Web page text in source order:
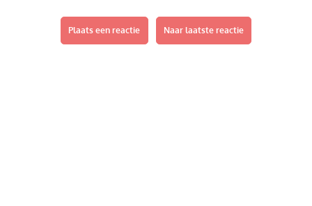
Plaats een reactie Naar laatste reactie